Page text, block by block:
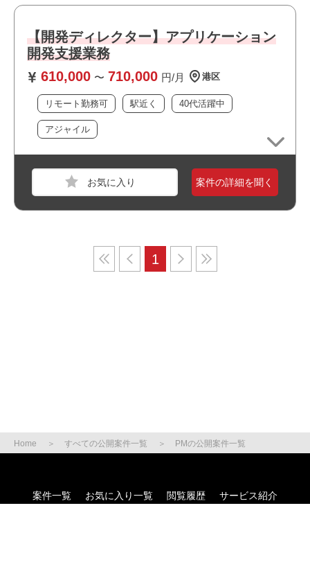
【開発ディレクター】アプリケーション
開発支援業務
610,000 〜 710,000 円/月 港区
リモート勤務可 駅近く 40代活躍中
アジャイル
案件の詳細を聞く
1
Home すべての公開案件一覧 PMの公開案件一覧
案件一覧 お気に入り一覧 閲覧履歴 サービス紹介